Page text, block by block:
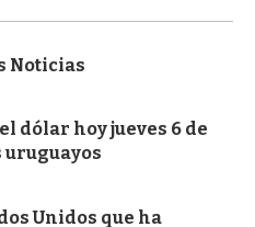
Noticias
dólar hoy jueves 6 de
uruguayos
Unidos que ha